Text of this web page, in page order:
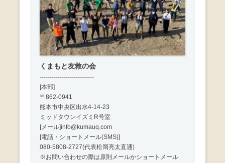
くまもと友救の会
---------------------------
[本部]
〒862-0941
熊本市中央区出水4-14-23
ミッドタウンイズミR号室
[メール]info@kumauq.com
[電話・ショートメール(SMS)]
080-5808-2727(代表松岡亮太直通)
※お問い合わせの際は原則メールかショートメール